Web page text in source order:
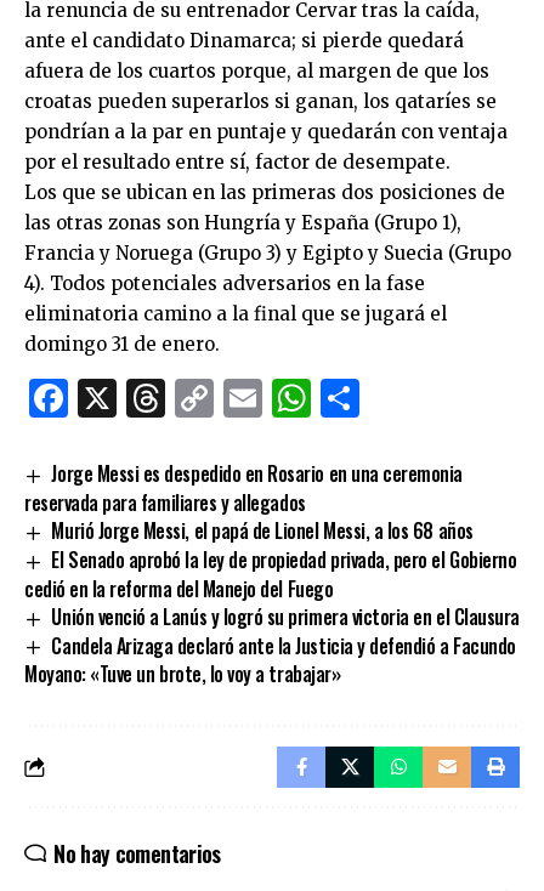
la renuncia de su entrenador Cervar tras la caída,
ante el candidato Dinamarca; si pierde quedará
afuera de los cuartos porque, al margen de que los
croatas pueden superarlos si ganan, los qataríes se
pondrían a la par en puntaje y quedarán con ventaja
por el resultado entre sí, factor de desempate.
Los que se ubican en las primeras dos posiciones de
las otras zonas son Hungría y España (Grupo 1),
Francia y Noruega (Grupo 3) y Egipto y Suecia (Grupo
4). Todos potenciales adversarios en la fase
eliminatoria camino a la final que se jugará el
domingo 31 de enero.
Facebook
X Threads
CopyEmailWhatsApp
Jorge Messi es despedido en Rosario en una ceremonia
reservada para familiares y allegados
Murió Jorge Messi, el papá de Lionel Messi, a los 68 años
El Senado aprobó la ley de propiedad privada, pero el Gobierno
cedió en la reforma del Manejo del Fuego
Unión venció a Lanús y logró su primera victoria en el Clausura
Candela Arizaga declaró ante la Justicia y defendió a Facundo
Moyano: «Tuve un brote, lo voy a trabajar»
No hay comentarios